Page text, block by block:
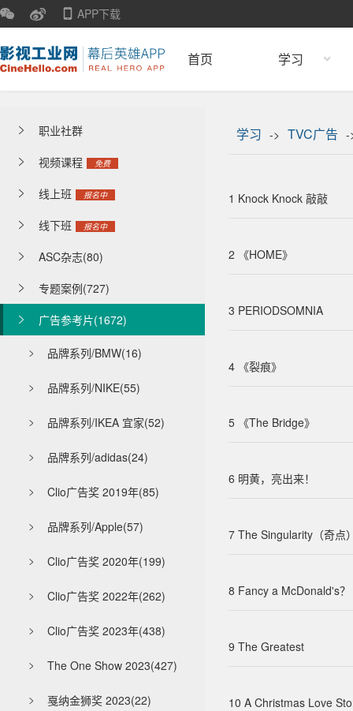
APP下载
首页 学习
 职业社群
 视频课程 免费
 线上班 报名中
 线下班 报名中
 ASC杂志(80)
 专题案例(727)
 广告参考片(1672)
 品牌系列/BMW(16)
 品牌系列/NIKE(55)
 品牌系列/IKEA 宜家(52)
 品牌系列/adidas(24)
 Clio广告奖 2019年(85)
 品牌系列/Apple(57)
 Clio广告奖 2020年(199)
 Clio广告奖 2022年(262)
 Clio广告奖 2023年(438)
 The One Show 2023(427)
 戛纳金狮奖 2023(22)
学习 -> TVC广告 -
1 Knock Knock 敲敲
2 《HOME》
3 PERIODSOMNIA
4 《裂痕》
5 《The Bridge》
6 明黄，亮出来！
7 The Singularity（奇点
8 Fancy a McDonald's？
9 The Greatest
10 A Christmas Love